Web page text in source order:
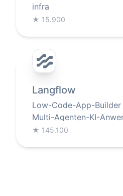
infra
★ 15.900
Langflow
Low-Code-App-Builder
Multi-Agenten-KI-
★ 145.100